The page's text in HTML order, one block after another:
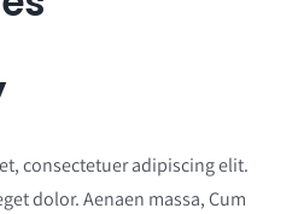
consectetuer adipiscing elit.
dolor. Aenaen massa, Cum